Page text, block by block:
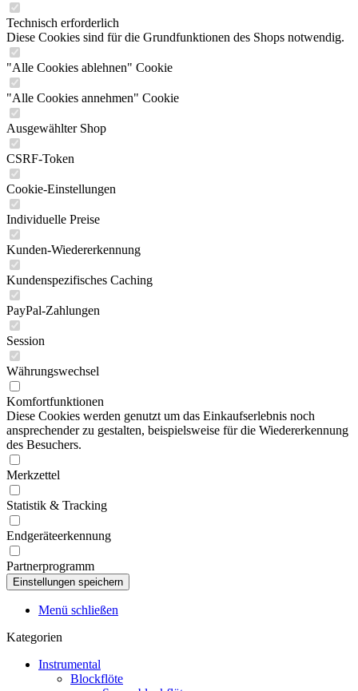
Technisch erforderlich
Diese Cookies sind für die Grundfunktionen des Shops notwendig.
"Alle Cookies ablehnen" Cookie
"Alle Cookies annehmen" Cookie
Ausgewählter Shop
CSRF-Token
Cookie-Einstellungen
Individuelle Preise
Kunden-Wiedererkennung
Kundenspezifisches Caching
PayPal-Zahlungen
Session
Währungswechsel
Komfortfunktionen
Diese Cookies werden genutzt um das Einkaufserlebnis noch
ansprechender zu gestalten, beispielsweise für die Wiedererkennung
des Besuchers.
Merkzettel
Statistik & Tracking
Endgeräteerkennung
Partnerprogramm
Menü schließen
Kategorien
Instrumental
Blockflöte